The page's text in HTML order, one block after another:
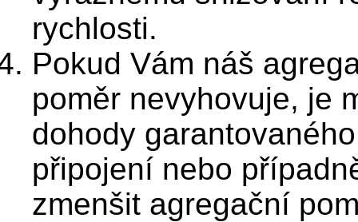
rychlosti.
Pokud Vám náš
poměr nevyhovuje, je
dohody garantovaného
připojení nebo
zmenšit agregační